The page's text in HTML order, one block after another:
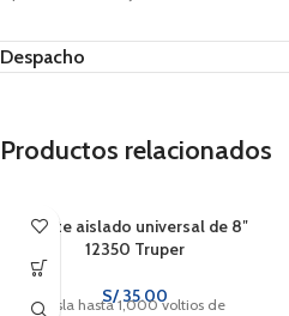
Despacho
Productos relacionados
Alicate aislado universal de 8″
12350 Truper
S/35.00
Aísla hasta 1,000 voltios de